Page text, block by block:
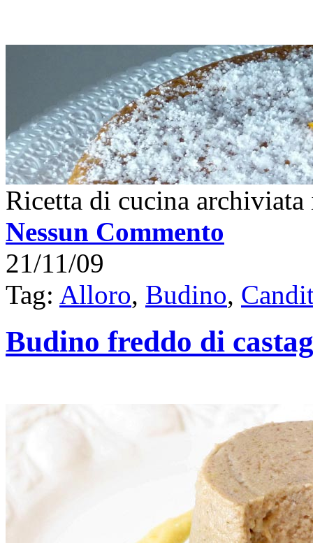
Ricetta di cucina
Nessun Commento
21/11/09
Tag: Alloro, Budino,
Budino freddo di